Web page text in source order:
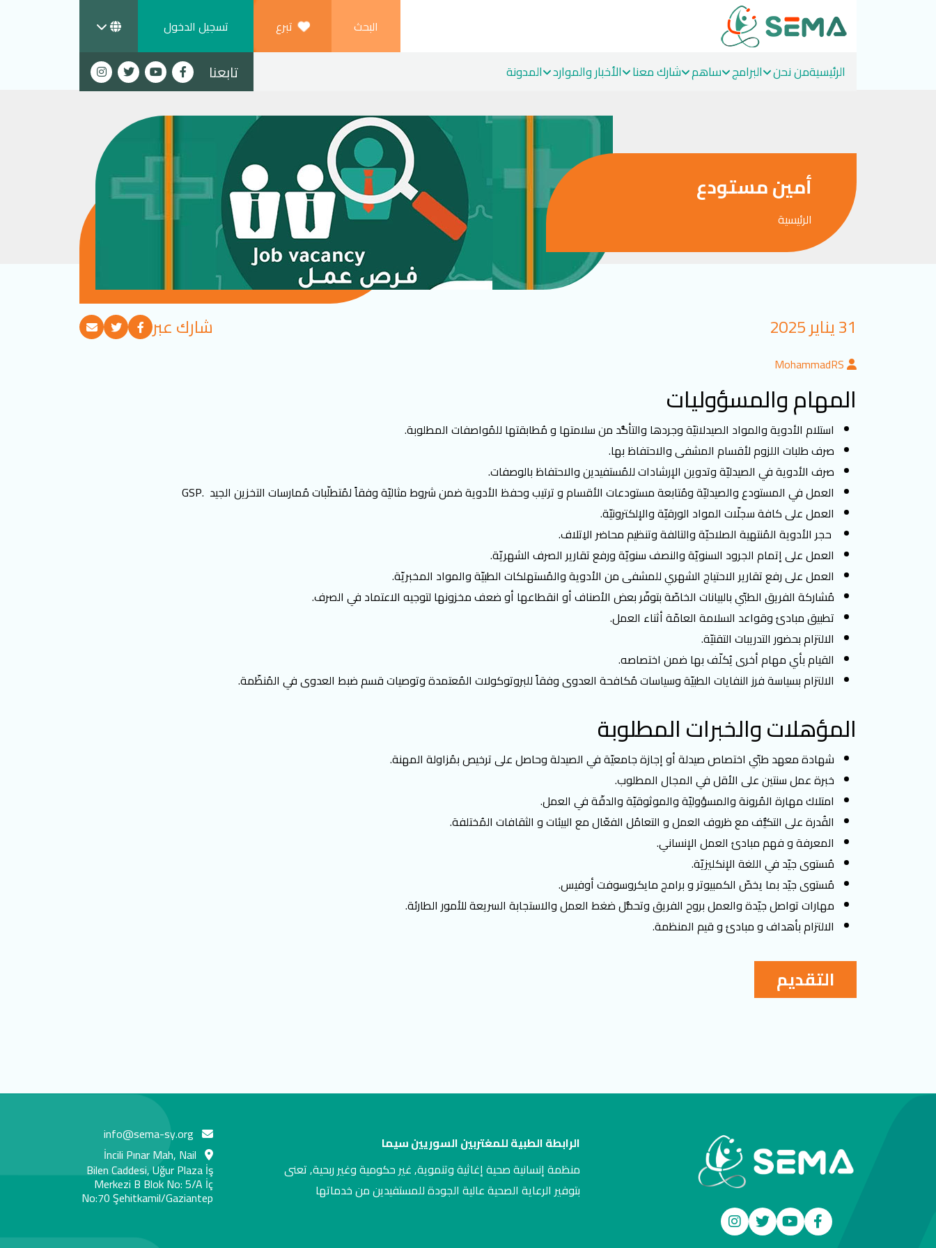
البحث تبرع تسجيل الدخول
الرئيسيةمن نحن البرامج ساهم شارك معنا الأخبار والموارد المدونة تابعنا
أمين مستودع
الرئيسية
31 يناير 2025 شارك عبر
MohammadRS
المهام والمسؤوليات
استلام الأدوية والمواد الصيدلانيّة وجردها والتأكُّد من سلامتها و مُطابقتها للمُواصفات المطلوبة.
صرف طلبات اللزوم لأقسام المشفى والاحتفاظ بها.
صرف الأدوية في الصيدليّة وتدوين الإرشادات للمُستفيدين والاحتفاظ بالوصفات.
العمل في المستودع والصيدليّة ومُتابعة مستودعات الأقسام و ترتيب وحفظ الأدوية ضمن شروط مثاليّة وفقاً لمُتطلّبات مُمارسات التخزين الجيد .GSP
العمل على كافة سجلّات المواد الورقيّة والإلكترونيّة.
حجر الأدوية المُنتهية الصلاحيّة والتالفة وتنظيم محاضر الاِتلاف.
العمل على إتمام الجرود السنويّة والنصف سنويّة ورفع تقارير الصرف الشهريّة.
العمل على رفع تقارير الاحتياج الشهري للمشفى من الأدوية والمُستهلكات الطبيّة والمواد المخبريّة.
مُشاركة الفريق الطبّي بالبيانات الخاصّة بتوفّر بعض الأصناف أو انقطاعها أو ضعف مخزونها لتوجيه الاعتماد في الصرف.
تطبيق مبادئ وقواعد السلامة العامّة أثناء العمل.
الالتزام بحضور التدريبات التقنيّة.
القيام بأي مهام أخرى يُكلّف بها ضمن اختصاصه.
الالتزام بسياسة فرز النفايات الطبيّة وسياسات مُكافحة العدوى وفقاً للبروتوكولات المُعتمدة وتوصيات قسم ضبط العدوى في المُنظّمة.
المؤهلات والخبرات المطلوبة
شهادة معهد طبّي اختصاص صيدلة أو إجازة جامعيّة في الصيدلة وحاصل على ترخيص بمُزاولة المهنة.
خبرة عمل سنتين على الأقل في المجال المطلوب.
امتلاك مهارة المُرونة والمسؤوليّة والموثوقيّة والدقّة في العمل.
القُدرة على التكيُّف مع ظروف العمل و التعامُل الفعّال مع البيئات و الثقافات المُختلفة.
المعرفة و فهم مبادئ العمل الإنساني.
مُستوى جيّد في اللغة الإنكليزيّة.
مُستوى جيّد بما يخصّ الكمبيوتر و برامج مايكروسوفت أوفيس.
مهارات تواصل جيّدة والعمل بروح الفريق وتحمُّل ضغط العمل والاستجابة السريعة للأمور الطارئة.
الالتزام بأهداف و مبادئ و قيم المنظمة.
التقديم
الرابطة الطبية للمغتربين السوريين سيما
منظمة إنسانية صحية إغاثية وتنموية, غير حكومية وغير ربحية, تعنى
بتوفير الرعاية الصحية عالية الجودة للمستفيدين من خدماتها
info@sema-sy.org
İncili Pınar Mah, Nail
Bilen Caddesi, Uğur Plaza İş
Merkezi B Blok No: 5/A İç
No:70 Şehitkamil/Gaziantep